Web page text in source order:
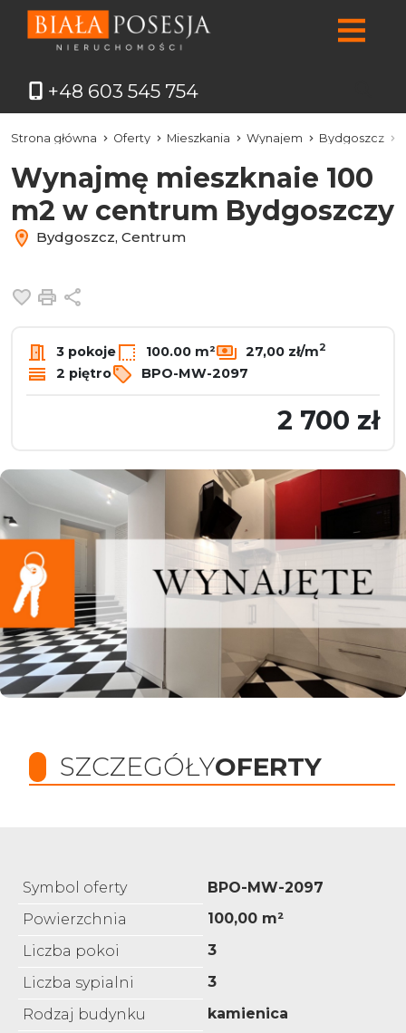
+48 603 545 754
Strona główna Oferty Mieszkania Wynajem Bydgoszcz
Wynajmę mieszknaie 100
m2 w centrum Bydgoszczy
Bydgoszcz, Centrum
Dodaj do ulubionych
Drukuj
3 pokoje 100.00 m² 27,00 zł/m2
2 piętro BPO-MW-2097
2 700 zł
SZCZEGÓŁYOFERTY
Symbol oferty
BPO-MW-2097
Powierzchnia
100,00 m²
Liczba pokoi
3
Liczba sypialni
3
Rodzaj budynku
kamienica